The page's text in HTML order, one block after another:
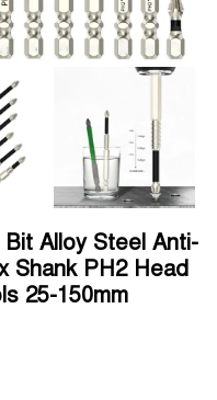
Alloy Steel Anti-
Shank PH2 Head
25-150mm